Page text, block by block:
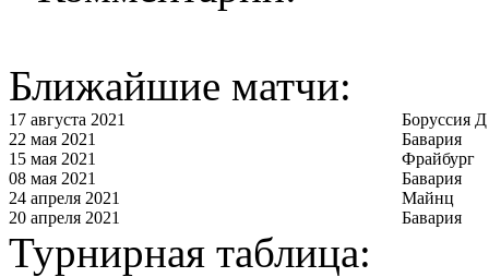
Ближайшие матчи:
17 августа 2021
Боруссия Д
22 мая 2021
Бавария
15 мая 2021
Фрайбург
08 мая 2021
Бавария
24 апреля 2021
Майнц
20 апреля 2021
Бавария
Турнирная таблица: